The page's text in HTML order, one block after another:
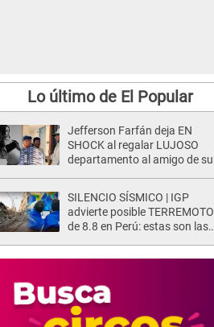
Lo último de El Popular
Jefferson Farfán deja EN
SHOCK al regalar LUJOSO
departamento al amigo de su
su hija se lo negó"
SILENCIO SÍSMICO | IGP
advierte posible TERREMOTO
de 8.8 en Perú: estas son las